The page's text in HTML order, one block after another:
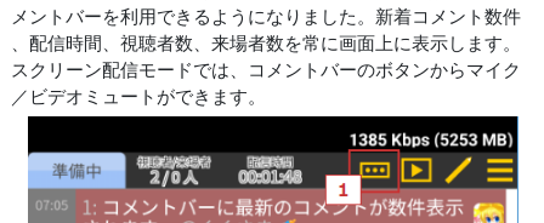
メントバーを利用できるようになりました。新着コメント数件
、配信時間、視聴者数、来場者数を常に画面上に表示します。
スクリーン配信モードでは、コメントバーのボタンからマイク
／ビデオミュートができます。